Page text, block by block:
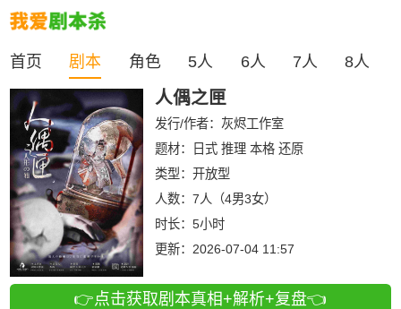
首页 剧本 角色 5人 6人 7人 8人
人偶之匣
发行/作者： 灰烬工作室
题材：日式 推理 本格 还原
类型： 开放型
人数： 7人（4男3女）
时长： 5小时
更新： 2026-07-04 11:57
👉点击获取剧本真相+解析+复盘👈